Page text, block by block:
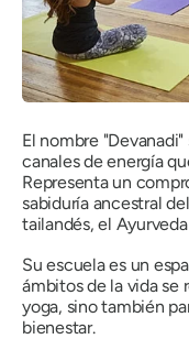
El nombre
canales de energía
Representa un
sabiduría ancestral
tailandés, el
Su escuela es un
ámbitos de la vida se
yoga, sino también
bienestar.